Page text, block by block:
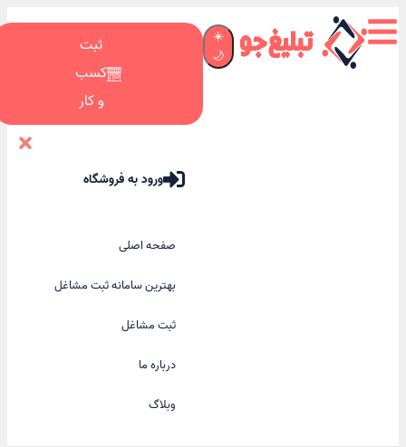
☀️
🌙
ثبت
کسب
و کار
ورود به فروشگاه
صفحه اصلی
بهترین سامانه ثبت مشاغل
ثبت مشاغل
درباره ما
وبلاگ